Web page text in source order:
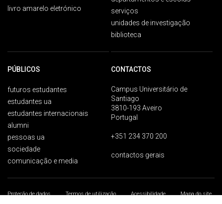
livro amarelo eletrónico
serviços
unidades de investigação
biblioteca
PÚBLICOS
futuros estudantes
estudantes ua
estudantes internacionais
alumni
pessoas ua
sociedade
comunicação e media
CONTACTOS
Campus Universitário de
Santiago
3810-193 Aveiro
Portugal
+351 234 370 200
contactos gerais
Proteção de dados Termos de utilização Acessibilidade
Mapa do site